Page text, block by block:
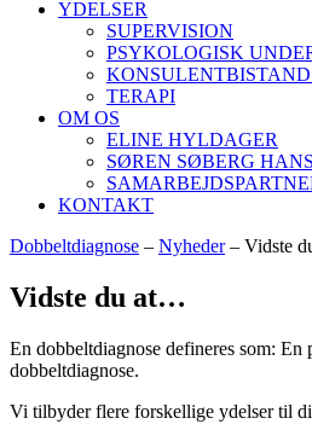
YDELSER
SUPERVISION
PSYKOLOGISK
TERAPI
OM OS
ELINE HYLDAGER
SØREN SØBERG
KONTAKT
Dobbeltdiagnose – Nyheder– Vidste
Vidste du at…
En dobbeltdiagnose defineres som:
dobbeltdiagnose.
Vi tilbyder flere forskellige ydelser til